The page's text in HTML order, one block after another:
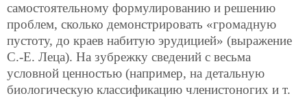
самостоятельному формулированию и решению
проблем, сколько демонстрировать «громадную
пустоту, до краев набитую эрудицией» (выражение
С.-Е. Леца). На зубрежку сведений с весьма
условной ценностью (например, на детальную
биологическую классификацию членистоногих и т.